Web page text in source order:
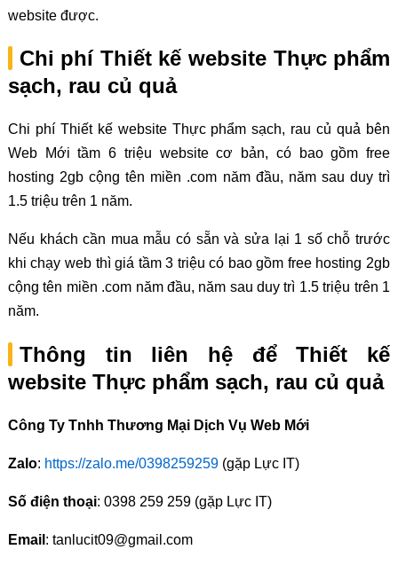
website được.
Chi phí Thiết kế website Thực phẩm
sạch, rau củ quả
Chi phí Thiết kế website Thực phẩm sạch, rau củ quả bên
Web Mới tầm 6 triệu website cơ bản, có bao gồm free
hosting 2gb cộng tên miền .com năm đầu, năm sau duy trì
1.5 triệu trên 1 năm.
Nếu khách cần mua mẫu có sẵn và sửa lại 1 số chỗ trước
khi chạy web thì giá tầm 3 triệu có bao gồm free hosting 2gb
cộng tên miền .com năm đầu, năm sau duy trì 1.5 triệu trên 1
năm.
Thông tin liên hệ để Thiết kế
website Thực phẩm sạch, rau củ quả
Công Ty Tnhh Thương Mại Dịch Vụ Web Mới
Zalo: https://zalo.me/0398259259(gặp Lực IT)
Số điện thoại: 0398 259 259 (gặp Lực IT)
Email : tanlucit09@gmail.com